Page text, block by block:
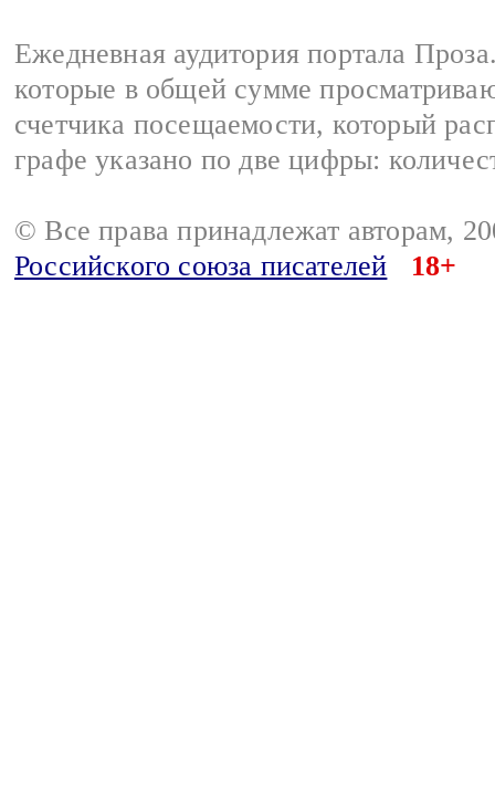
Ежедневная аудитория портала
которые в общей сумме
счетчика посещаемости, который
графе указано по две цифры:
© Все права принадлежат авторам,
Российского союза писателей
18+